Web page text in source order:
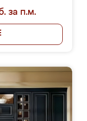
за п.м.